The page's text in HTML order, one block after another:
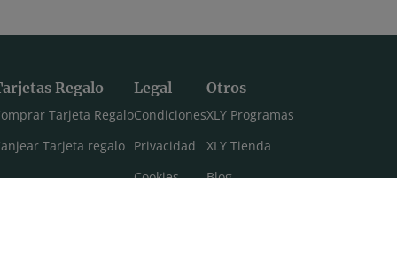
Regalo
Tarjeta Regalo
Tarjeta regalo
Legal
Condiciones
Privacidad
Cookies
Otros
XLY Programas
XLY Tienda
Blog